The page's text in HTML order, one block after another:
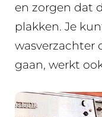
en zorgen dat
plakken. Je
wasverzachter
gaan, werkt